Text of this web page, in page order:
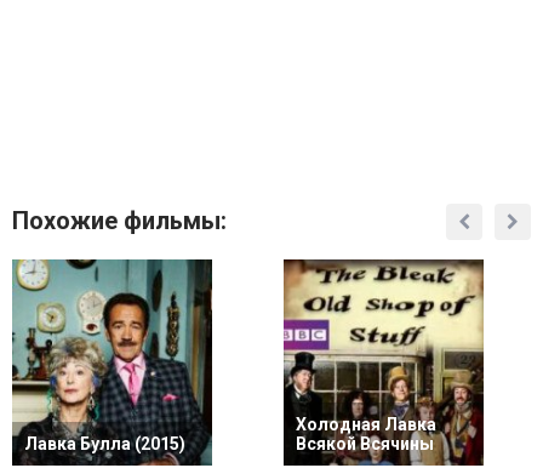
Похожие фильмы:
Лавка Булла (2015)
Холодная Лавка
Всякой Всячины